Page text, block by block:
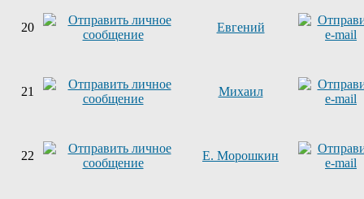
20 Евгений
21 Михаил
22 Е. Морошкин